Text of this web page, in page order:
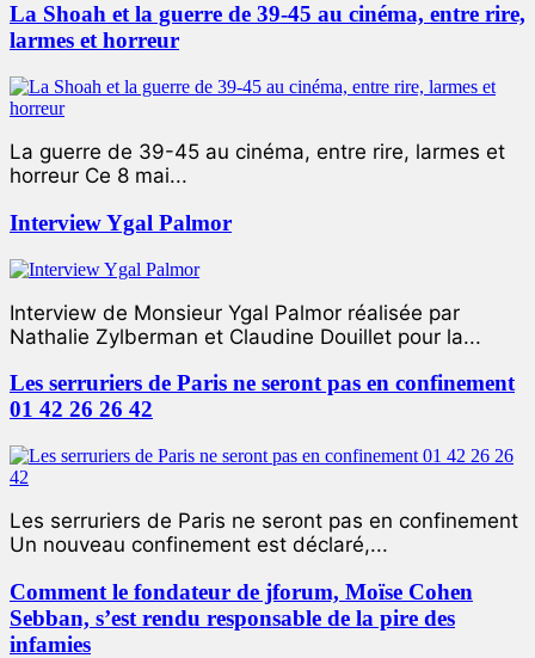
La Shoah et la guerre de 39-45 au cinéma, entre rire,
larmes et horreur
La guerre de 39-45 au cinéma, entre rire, larmes et
horreur Ce 8 mai...
Interview Ygal Palmor
Interview de Monsieur Ygal Palmor réalisée par
Nathalie Zylberman et Claudine Douillet pour la...
Les serruriers de Paris ne seront pas en confinement
01 42 26 26 42
Les serruriers de Paris ne seront pas en confinement
Un nouveau confinement est déclaré,...
Comment le fondateur de jforum, Moïse Cohen
Sebban, s’est rendu responsable de la pire des
infamies